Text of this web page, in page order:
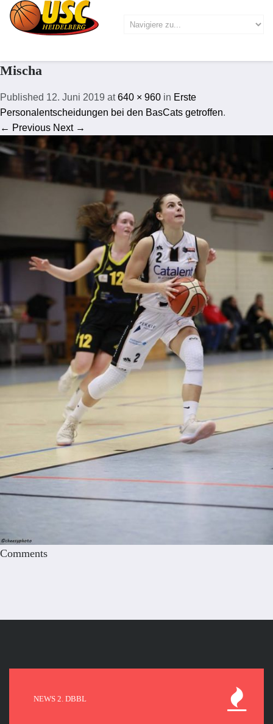
Mischa
Published 12. Juni 2019 at640 × 960 in Erste
Personalentscheidungen bei den BasCats getroffen.
← Previous Next →
Comments
NEWS 2. DBBL